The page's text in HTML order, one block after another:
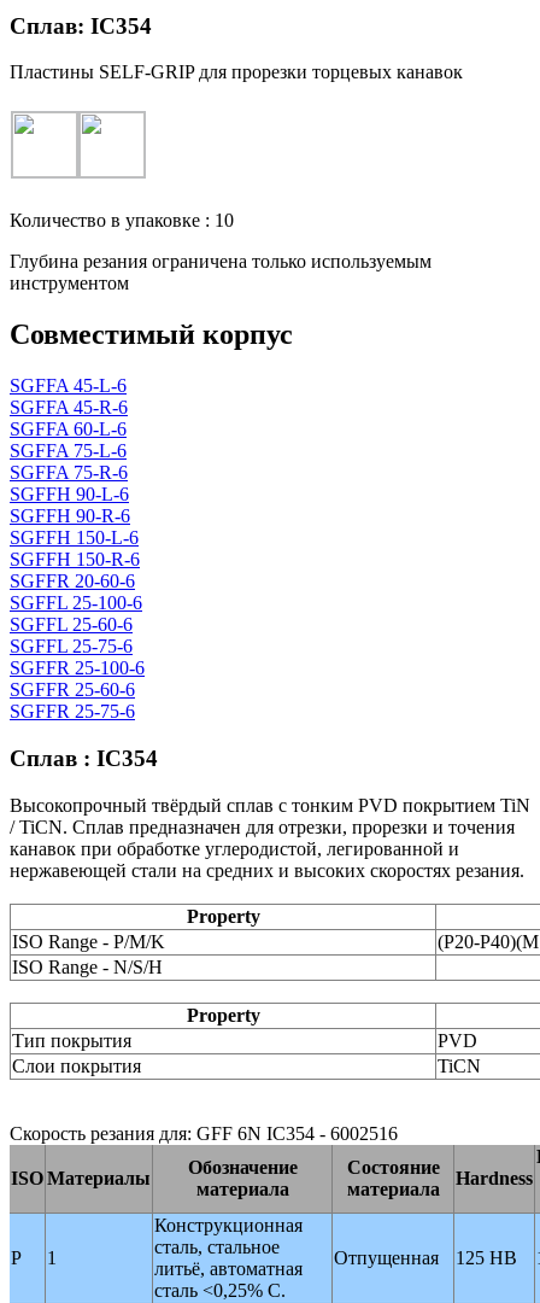
Сплав: IC354
Пластины SELF-GRIP для прорезки торцевых канавок
Количество в упаковке : 10
Глубина резания ограничена только используемым
инструментом
Совместимый корпус
SGFFA 45-L-6
SGFFA 45-R-6
SGFFA 60-L-6
SGFFA 75-L-6
SGFFA 75-R-6
SGFFH 90-L-6
SGFFH 90-R-6
SGFFH 150-L-6
SGFFH 150-R-6
SGFFR 20-60-6
SGFFL 25-100-6
SGFFL 25-60-6
SGFFL 25-75-6
SGFFR 25-100-6
SGFFR 25-60-6
SGFFR 25-75-6
Сплав : IC354
Высокопрочный твёрдый сплав с тонким PVD покрытием TiN
/ TiCN. Сплав предназначен для отрезки, прорезки и точения
канавок при обработке углеродистой, легированной и
нержавеющей стали на средних и высоких скоростях резания.
Property
ISO Range - P/M/K
(P20-
ISO Range - N/S/H
Property
Тип покрытия
PVD
Слои покрытия
TiCN
Скорость резания для: GFF 6N IC354 - 6002516
ISOМатериалы
Обозначение
материала
Состояние
материала
Hardness
P 1
Конструкционная
сталь, стальное
литьё, автоматная
сталь <0,25% C.
Отпущенная 125 HB